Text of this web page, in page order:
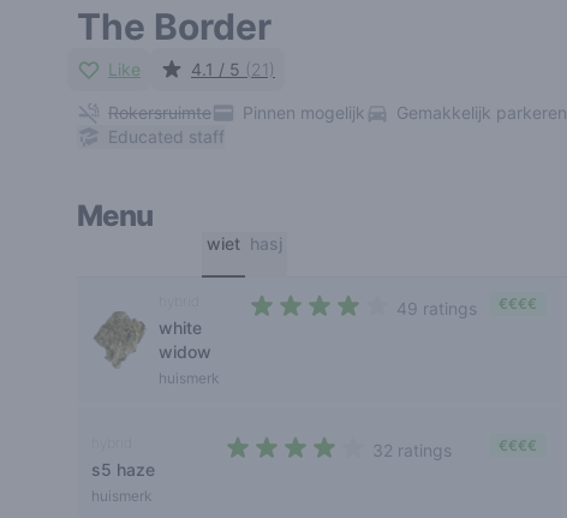
The Border
Like 4.1 / 5 (21)
Rokersruimte Pinnen mogelijk Gemakkelijk parkeren
Educated staff
Menu
wiet hasj
white
widow
huismerk
49 ratings €€€€
s5 haze
huismerk
32 ratings €€€€